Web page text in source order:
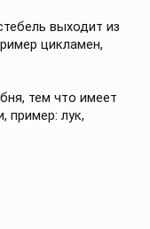
выходит из
цикламен,
тем что имеет
пример: лук,